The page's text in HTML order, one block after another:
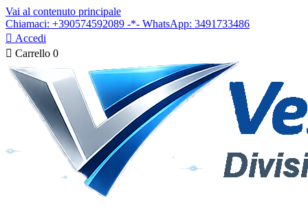
Vai al contenuto principale
Chiamaci: +390574592089 -*- WhatsApp: 3491733486
 Accedi
 Carrello 0